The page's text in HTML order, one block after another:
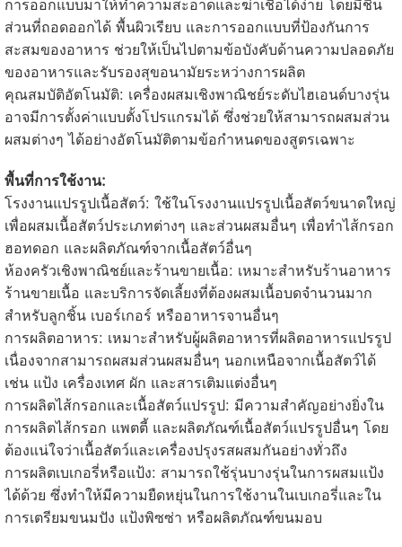
การออกแบบมาให้ทำความสะอาดและฆ่าเชื้อได้ง่าย โดยมีชิ้น
ส่วนที่ถอดออกได้ พื้นผิวเรียบ และการออกแบบที่ป้องกันการ
สะสมของอาหาร ช่วยให้เป็นไปตามข้อบังคับด้านความปลอดภัย
ของอาหารและรับรองสุขอนามัยระหว่างการผลิต
คุณสมบัติอัตโนมัติ: เครื่องผสมเชิงพาณิชย์ระดับไฮเอนด์บางรุ่น
อาจมีการตั้งค่าแบบตั้งโปรแกรมได้ ซึ่งช่วยให้สามารถผสมส่วน
ผสมต่างๆ ได้อย่างอัตโนมัติตามข้อกำหนดของสูตรเฉพาะ
พื้นที่การใช้งาน:
โรงงานแปรรูปเนื้อสัตว์: ใช้ในโรงงานแปรรูปเนื้อสัตว์ขนาดใหญ่
เพื่อผสมเนื้อสัตว์ประเภทต่างๆ และส่วนผสมอื่นๆ เพื่อทำไส้กรอก
ฮอทดอก และผลิตภัณฑ์จากเนื้อสัตว์อื่นๆ
ห้องครัวเชิงพาณิชย์และร้านขายเนื้อ: เหมาะสำหรับร้านอาหาร
ร้านขายเนื้อ และบริการจัดเลี้ยงที่ต้องผสมเนื้อบดจำนวนมาก
สำหรับลูกชิ้น เบอร์เกอร์ หรืออาหารจานอื่นๆ
การผลิตอาหาร: เหมาะสำหรับผู้ผลิตอาหารที่ผลิตอาหารแปรรูป
เนื่องจากสามารถผสมส่วนผสมอื่นๆ นอกเหนือจากเนื้อสัตว์ได้
เช่น แป้ง เครื่องเทศ ผัก และสารเติมแต่งอื่นๆ
การผลิตไส้กรอกและเนื้อสัตว์แปรรูป: มีความสำคัญอย่างยิ่งใน
การผลิตไส้กรอก แพตตี้ และผลิตภัณฑ์เนื้อสัตว์แปรรูปอื่นๆ โดย
ต้องแน่ใจว่าเนื้อสัตว์และเครื่องปรุงรสผสมกันอย่างทั่วถึง
การผลิตเบเกอรี่หรือแป้ง: สามารถใช้รุ่นบางรุ่นในการผสมแป้ง
ได้ด้วย ซึ่งทำให้มีความยืดหยุ่นในการใช้งานในเบเกอรี่และใน
การเตรียมขนมปัง แป้งพิซซ่า หรือผลิตภัณฑ์ขนมอบ